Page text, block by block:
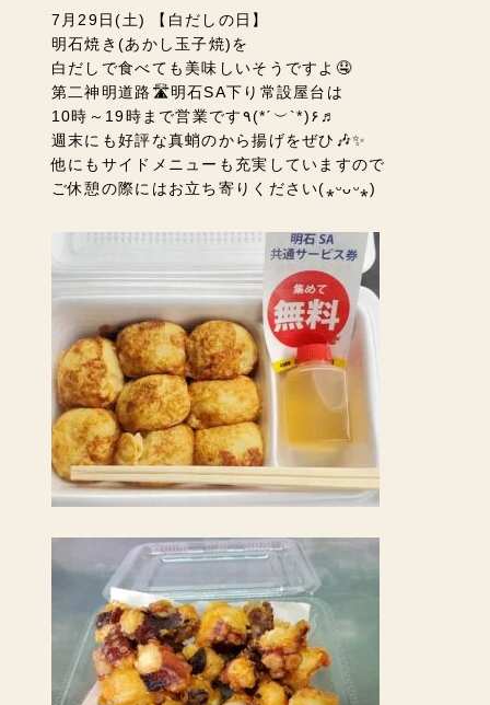
7月29日(土) 【白だしの日】
明石焼き(あかし玉子焼)を
白だしで食べても美味しいそうですよ🤤
第二神明道路🛣️明石SA下り常設屋台は
10時～19時まで営業です٩(*ˊ︶`*)۶♬
週末にも好評な真蛸のから揚げをぜひ🎶✨
他にもサイドメニューも充実していますので
ご休憩の際にはお立ち寄りください(⁎ᵕᴗᵕ⁎)